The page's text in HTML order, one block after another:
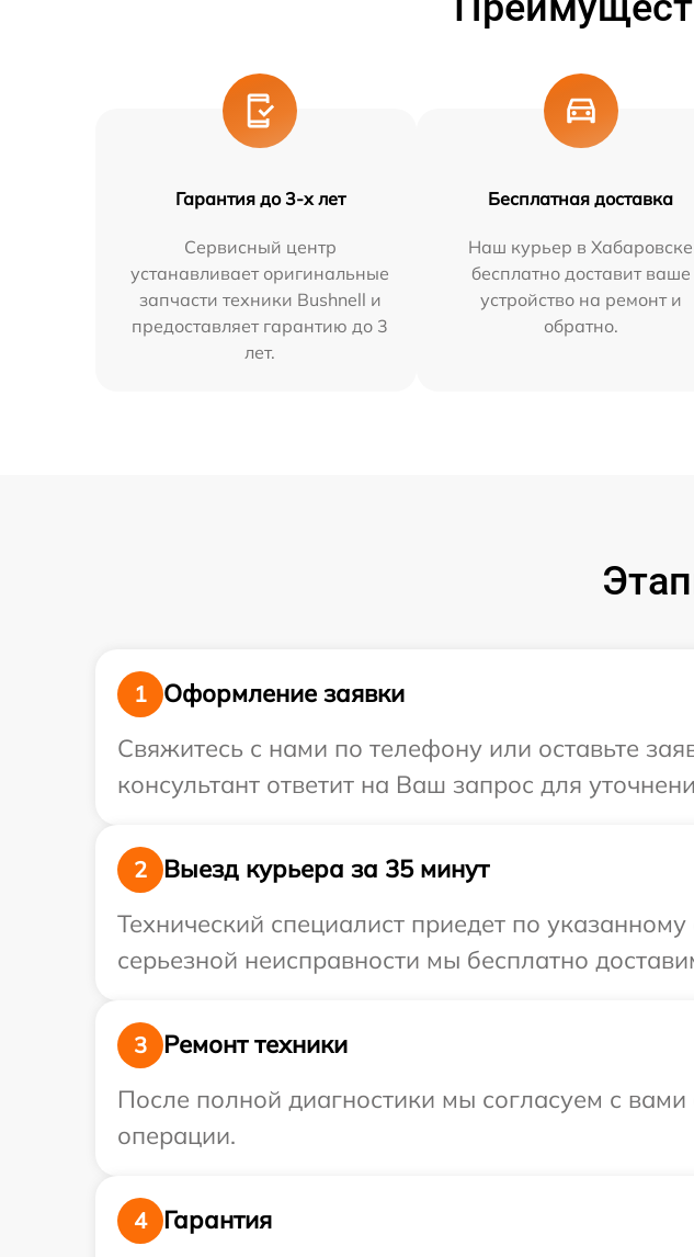
Гарантия до 3-х лет
Сервисный центр
устанавливает оригинальные
запчасти техники Bushnell и
предоставляет гарантию до 3
лет.
Бесплатная доставка
Наш курьер в Хабаровске
бесплатно доставит ваше
устройство на ремонт и
обратно.
1
Оформление заявки
Свяжитесь с нами по телефону или оставьте
консультант ответит на Ваш запрос для
2
Выезд курьера за 35 минут
Технический специалист приедет по
серьезной неисправности мы бесплатно
3
Ремонт техники
После полной диагностики мы согласуем с
операции.
4
Гарантия